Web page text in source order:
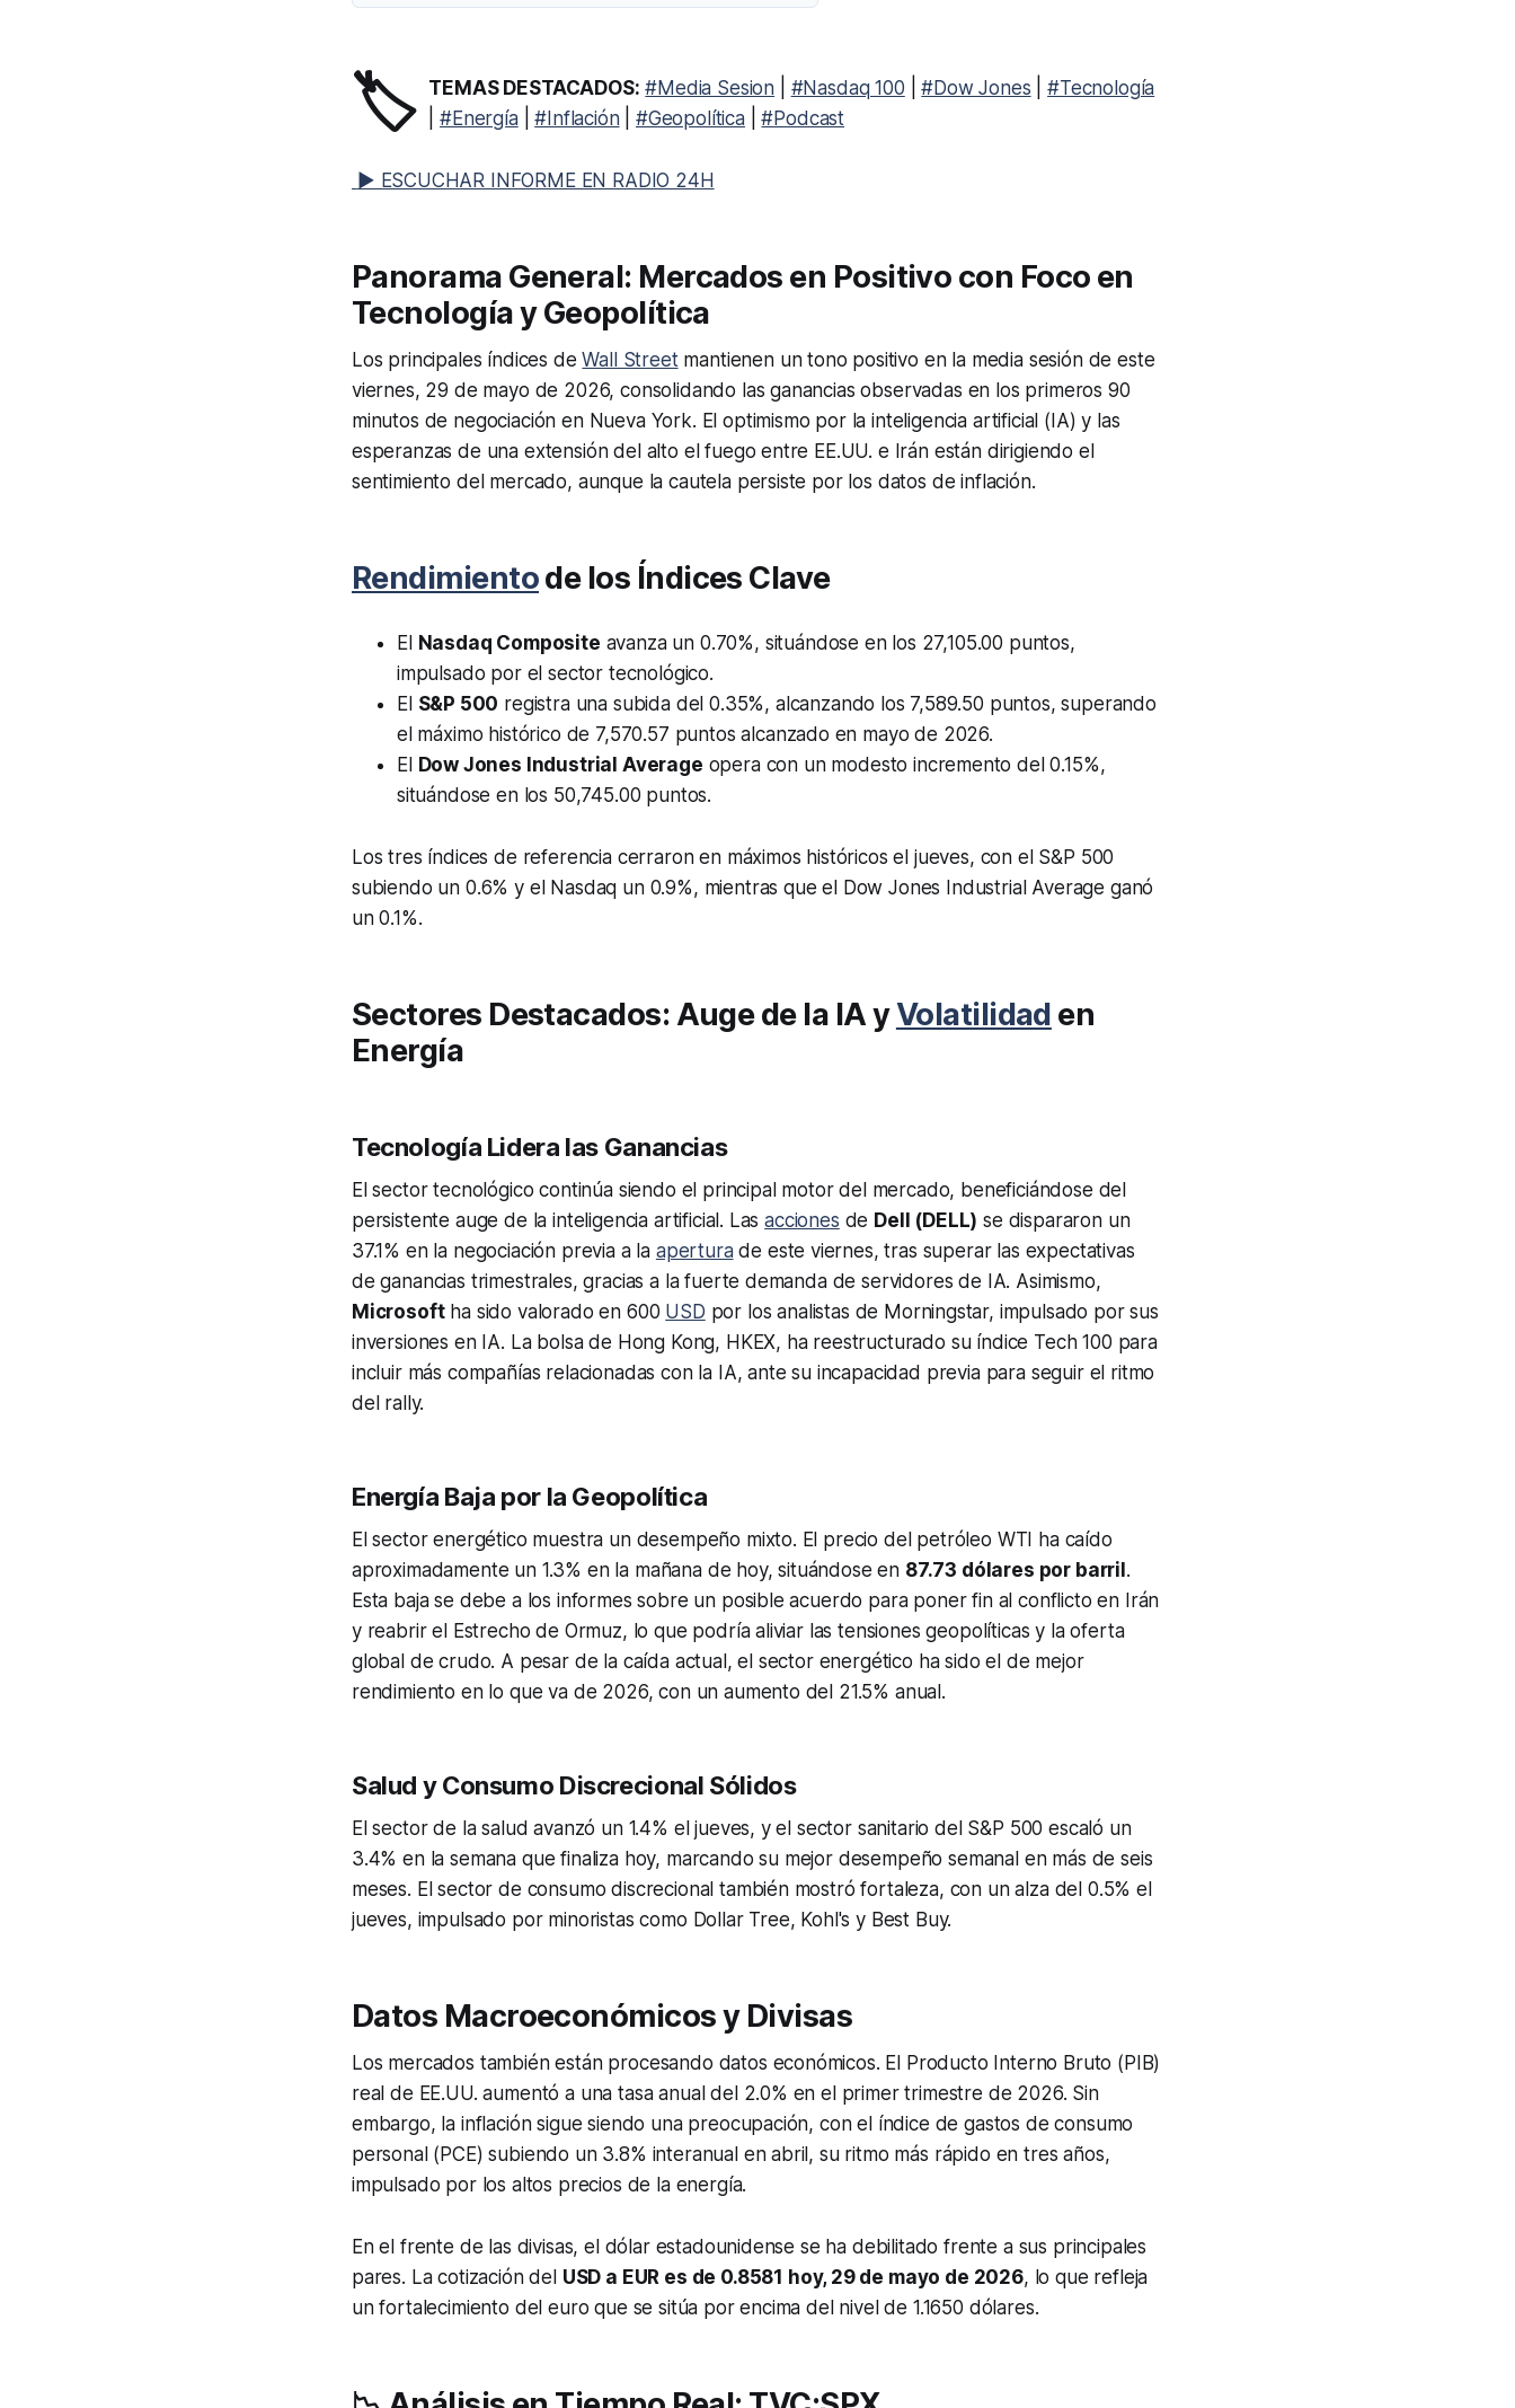
🏷️ TEMAS DESTACADOS: #Media Sesion #Nasdaq 100 |#Dow Jones |#Tecnología
|#Energía|#Inflación| #Geopolítica|#Podcast
▶ ESCUCHAR INFORME EN RADIO 24H
Panorama General: Mercados en Positivo con Foco en
Tecnología y Geopolítica
Los principales índices deWall Streetmantienen un tono positivo en la media sesión de este
viernes, 29 de mayo de 2026, consolidando las ganancias observadas en los primeros 90
minutos de negociación en Nueva York. El optimismo por la inteligencia artificial (IA) y las
esperanzas de una extensión del alto el fuego entre EE.UU. e Irán están dirigiendo el
sentimiento del mercado, aunque la cautela persiste por los datos de inflación.
Rendimientode los Índices Clave
El Nasdaq Composite avanza un 0.70%, situándose en los 27,105.00 puntos,
impulsado por el sector tecnológico.
El S&P 500 registra una subida del 0.35%, alcanzando los 7,589.50 puntos, superando
el máximo histórico de 7,570.57 puntos alcanzado en mayo de 2026.
El Dow Jones Industrial Average opera con un modesto incremento del 0.15%,
situándose en los 50,745.00 puntos.
Los tres índices de referencia cerraron en máximos históricos el jueves, con el S&P 500
subiendo un 0.6% y el Nasdaq un 0.9%, mientras que el Dow Jones Industrial Average ganó
un 0.1%.
Sectores Destacados: Auge de la IA yVolatilidad en
Energía
Tecnología Lidera las Ganancias
El sector tecnológico continúa siendo el principal motor del mercado, beneficiándose del
persistente auge de la inteligencia artificial. Lasacciones de Dell (DELL) se dispararon un
37.1% en la negociación previa a la aperturade este viernes, tras superar las expectativas
de ganancias trimestrales, gracias a la fuerte demanda de servidores de IA. Asimismo,
Microsoftha sido valorado en 600 USD por los analistas de Morningstar, impulsado por sus
inversiones en IA. La bolsa de Hong Kong, HKEX, ha reestructurado su índice Tech 100 para
incluir más compañías relacionadas con la IA, ante su incapacidad previa para seguir el ritmo
del rally.
Energía Baja por la Geopolítica
El sector energético muestra un desempeño mixto. El precio del petróleo WTI ha caído
aproximadamente un 1.3% en la mañana de hoy, situándose en 87.73 dólares por barril .
Esta baja se debe a los informes sobre un posible acuerdo para poner fin al conflicto en Irán
y reabrir el Estrecho de Ormuz, lo que podría aliviar las tensiones geopolíticas y la oferta
global de crudo. A pesar de la caída actual, el sector energético ha sido el de mejor
rendimiento en lo que va de 2026, con un aumento del 21.5% anual.
Salud y Consumo Discrecional Sólidos
El sector de la salud avanzó un 1.4% el jueves, y el sector sanitario del S&P 500 escaló un
3.4% en la semana que finaliza hoy, marcando su mejor desempeño semanal en más de seis
meses. El sector de consumo discrecional también mostró fortaleza, con un alza del 0.5% el
jueves, impulsado por minoristas como Dollar Tree, Kohl's y Best Buy.
Datos Macroeconómicos y Divisas
Los mercados también están procesando datos económicos. El Producto Interno Bruto (PIB)
real de EE.UU. aumentó a una tasa anual del 2.0% en el primer trimestre de 2026. Sin
embargo, la inflación sigue siendo una preocupación, con el índice de gastos de consumo
personal (PCE) subiendo un 3.8% interanual en abril, su ritmo más rápido en tres años,
impulsado por los altos precios de la energía.
En el frente de las divisas, el dólar estadounidense se ha debilitado frente a sus principales
pares. La cotización del USD a EUR es de 0.8581 hoy, 29 de mayo de 2026, lo que refleja
un fortalecimiento del euro que se sitúa por encima del nivel de 1.1650 dólares.